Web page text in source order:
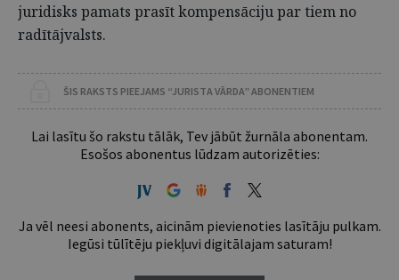
juridisks pamats prasīt kompensāciju par tiem no
radītājvalsts.
ŠIS RAKSTS PIEEJAMS “JURISTA VĀRDA” ABONENTIEM
Lai lasītu šo rakstu tālāk, Tev jābūt žurnāla abonentam.
Esošos abonentus lūdzam autorizēties:
Ja vēl neesi abonents, aicinām pievienoties lasītāju pulkam.
Iegūsi tūlītēju piekļuvi digitālajam saturam!